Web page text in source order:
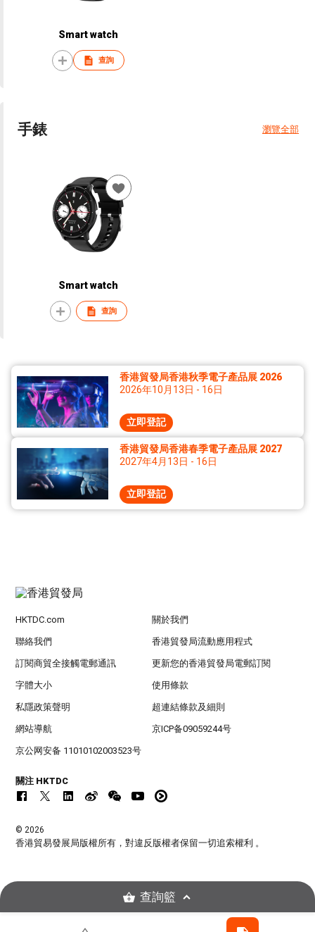
Smart watch
查詢
手錶 瀏覽全部
Smart watch
查詢
香港貿發局香港秋季電子產品展 2026
2026年10月13日 - 16日
立即登記
香港貿發局香港春季電子產品展 2027
2027年4月13日 - 16日
立即登記
HKTDC.com 關於我們
聯絡我們 香港貿發局流動應用程式
訂閱商貿全接觸電郵通訊 更新您的香港貿發局電郵訂閱
字體大小 使用條款
私隱政策聲明 超連結條款及細則
網站導航 京ICP备09059244号
京公网安备 11010102003523号
關注 HKTDC
© 2026
香港貿易發展局版權所有，對違反版權者保留一切追索權利 。
查詢籃